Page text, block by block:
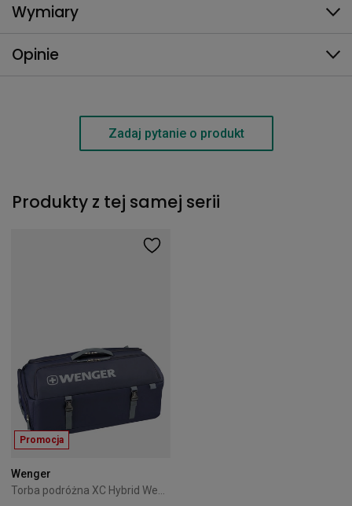
Wymiary
Opinie
Zadaj pytanie o produkt
Produkty z tej samej serii
Promocja
Wenger